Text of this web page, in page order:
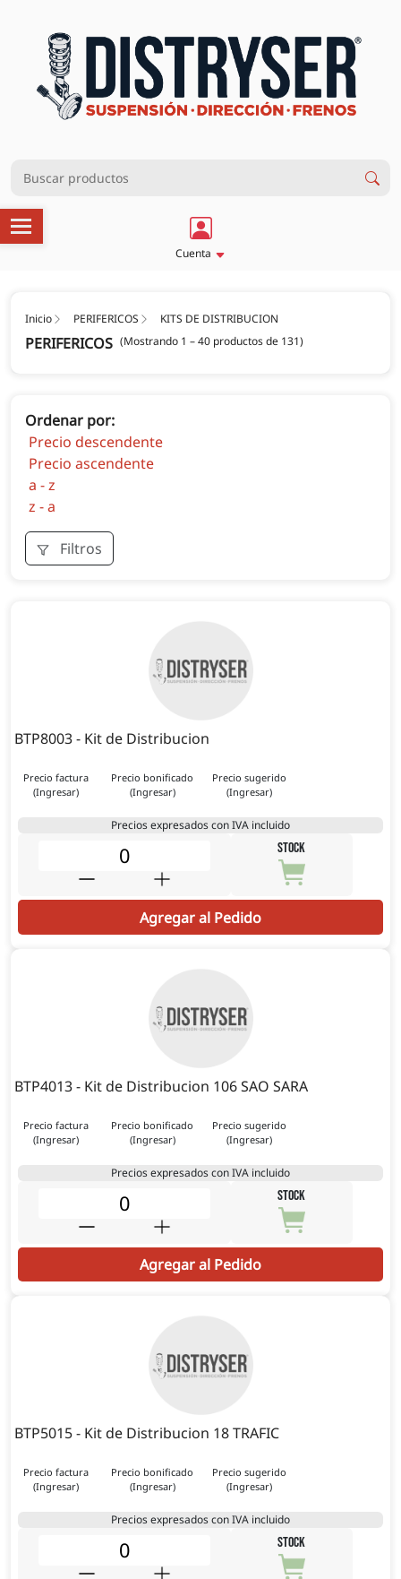
Cuenta
Inicio PERIFERICOS KITS DE DISTRIBUCION
PERIFERICOS (Mostrando 1 – 40 productos de 131)
Ordenar por:
Precio descendente
Precio ascendente
a - z
z - a
Filtros
BTP8003 - Kit de Distribucion
Precio factura
(Ingresar)
Precio bonificado
(Ingresar)
Precio sugerido
(Ingresar)
Precios expresados con IVA incluido
STOCK
Agregar al Pedido
BTP4013 - Kit de Distribucion 106 SAO SARA
Precio factura
(Ingresar)
Precio bonificado
(Ingresar)
Precio sugerido
(Ingresar)
Precios expresados con IVA incluido
STOCK
Agregar al Pedido
BTP5015 - Kit de Distribucion 18 TRAFIC
Precio factura
(Ingresar)
Precio bonificado
(Ingresar)
Precio sugerido
(Ingresar)
Precios expresados con IVA incluido
STOCK